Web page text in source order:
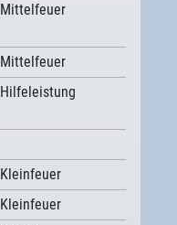
Mittelfeuer
Mittelfeuer
Hilfeleistung
Kleinfeuer
Kleinfeuer